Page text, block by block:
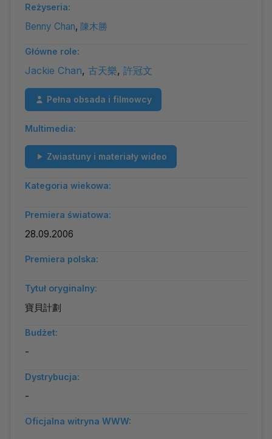
Reżyseria:
Benny Chan, 陳木勝
Główne role:
Jackie Chan, 古天樂, 許冠文
Pełna obsada i filmowcy
Multimedia:
Zwiastuny i materiały wideo
Kategoria wiekowa:
Premiera światowa:
28.09.2006
Premiera polska:
Tytuł oryginalny:
寶貝計劃
Budżet:
-
Dystrybucja:
-
Oficjalna witryna WWW: